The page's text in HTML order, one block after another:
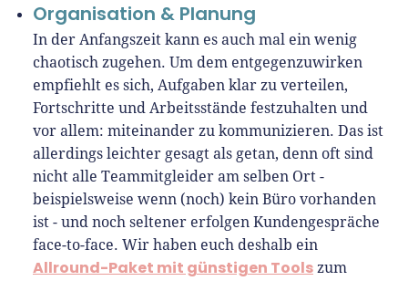
Organisation & Planung
In der Anfangszeit kann es auch mal ein wenig
chaotisch zugehen. Um dem entgegenzuwirken
empfiehlt es sich, Aufgaben klar zu verteilen,
Fortschritte und Arbeitsstände festzuhalten und
vor allem: miteinander zu kommunizieren. Das ist
allerdings leichter gesagt als getan, denn oft sind
nicht alle Teammitgleider am selben Ort -
beispielsweise wenn (noch) kein Büro vorhanden
ist - und noch seltener erfolgen Kundengespräche
face-to-face. Wir haben euch deshalb ein
Allround-Paket mit günstigen Tools zum